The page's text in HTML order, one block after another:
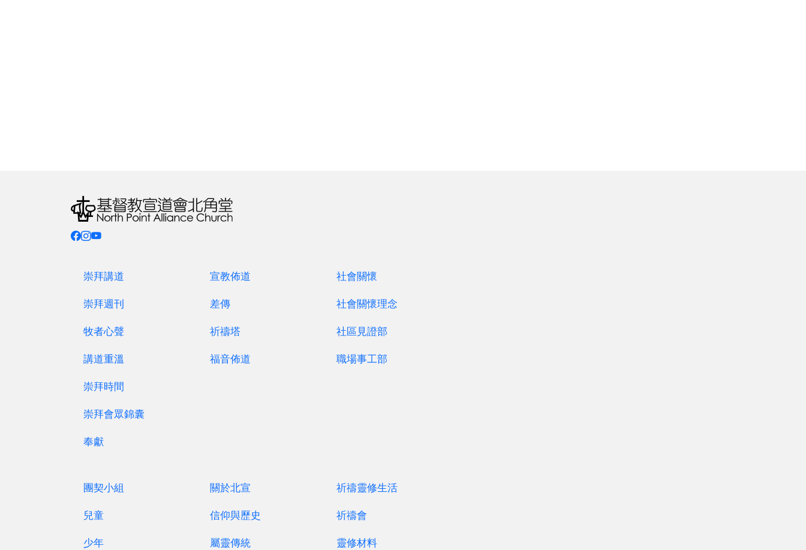
關於我們
團契特色：
結合主日學及團契於一身。
聚會時間
逢週三早上 10:00-11:45
聚會地點
返回上一頁
崇拜講道
崇拜週刊
牧者心聲
講道重溫
崇拜時間
崇拜會眾錦囊
奉獻
宣教佈道
差傳
祈禱塔
福音佈道
社會關懷
社會關懷理念
社區見證部
職場事工部
團契小組
兒童
少年
關於北宣
信仰與歷史
屬靈傳統
祈禱靈修生活
祈禱會
靈修材料